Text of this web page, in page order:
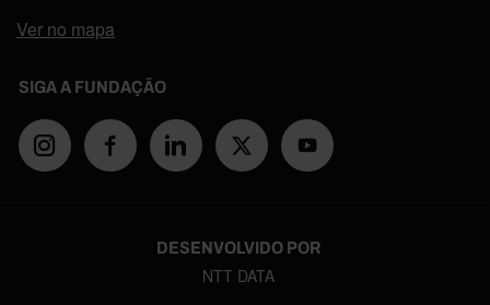
Ver no mapa
SIGA A FUNDAÇÃO
DESENVOLVIDO POR
NTT DATA